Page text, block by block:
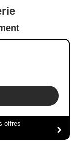
offres